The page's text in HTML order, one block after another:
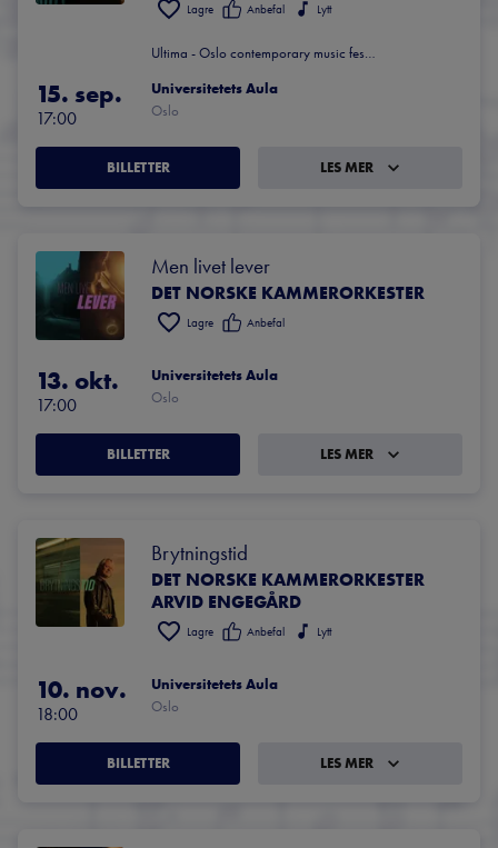
Lagre Anbefal Lytt
Ultima - Oslo contemporary music festival
15. sep.
17:00
Universitetets Aula
Oslo
BILLETTER LES MER
Men livet lever
DET NORSKE KAMMERORKESTER
Lagre Anbefal
13. okt.
17:00
Universitetets Aula
Oslo
BILLETTER LES MER
Brytningstid
DET NORSKE KAMMERORKESTER
ARVID ENGEGÅRD
Lagre Anbefal Lytt
10. nov.
18:00
Universitetets Aula
Oslo
BILLETTER LES MER